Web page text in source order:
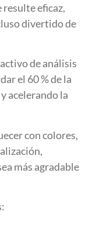
resulte eficaz,
divertido de
de análisis
el 60 % de la
acelerando la
con colores,
más agradable